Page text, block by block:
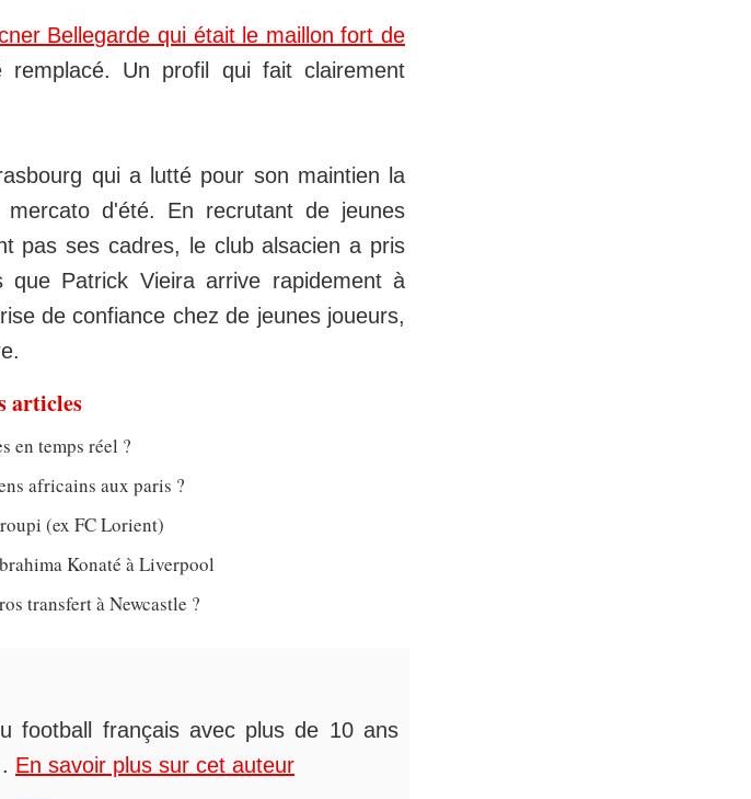
Bellegarde qui était le maillon fort de
Un profil qui fait clairement
qui a lutté pour son maintien la
d'été. En recrutant de jeunes
pas ses cadres, le club alsacien a pris
que Patrick Vieira arrive rapidement à
de confiance chez de jeunes joueurs,
articles
en temps réel ?
africains aux paris ?
(ex FC Lorient)
Konaté à Liverpool
transfert à Newcastle ?
football français avec plus de 10 ans
En savoir plus sur cet auteur